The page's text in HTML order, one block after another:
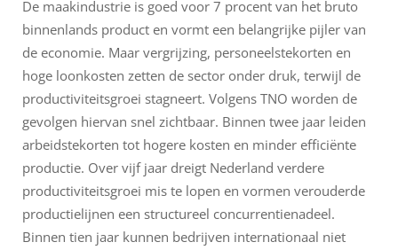
De maakindustrie is goed voor 7 procent van het bruto
binnenlands product en vormt een belangrijke pijler van
de economie. Maar vergrijzing, personeelstekorten en
hoge loonkosten zetten de sector onder druk, terwijl de
productiviteitsgroei stagneert. Volgens TNO worden de
gevolgen hiervan snel zichtbaar. Binnen twee jaar leiden
arbeidstekorten tot hogere kosten en minder efficiënte
productie. Over vijf jaar dreigt Nederland verdere
productiviteitsgroei mis te lopen en vormen verouderde
productielijnen een structureel concurrentienadeel.
Binnen tien jaar kunnen bedrijven internationaal niet